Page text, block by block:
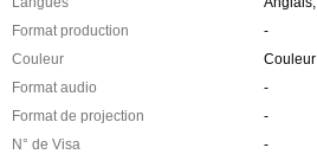
Format production
-
Couleur
Couleur
Format audio
-
Format de projection
-
N° de Visa
-